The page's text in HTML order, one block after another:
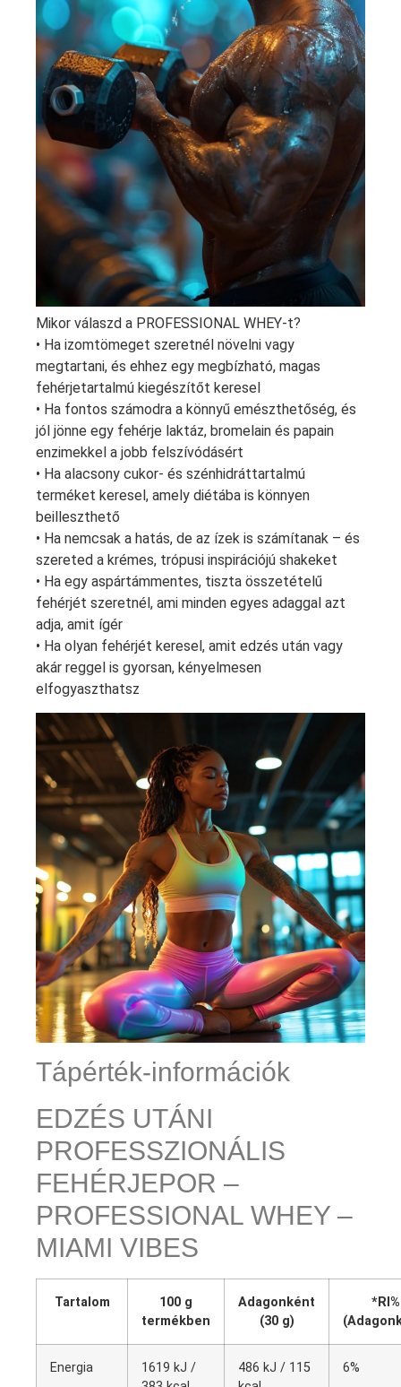
Mikor válaszd a PROFESSIONAL WHEY-t?
• Ha izomtömeget szeretnél növelni vagy
megtartani, és ehhez egy megbízható, magas
fehérjetartalmú kiegészítőt keresel
• Ha fontos számodra a könnyű emészthetőség, és
jól jönne egy fehérje laktáz, bromelain és papain
enzimekkel a jobb felszívódásért
• Ha alacsony cukor- és szénhidráttartalmú
terméket keresel, amely diétába is könnyen
beilleszthető
• Ha nemcsak a hatás, de az ízek is számítanak – és
szereted a krémes, trópusi inspirációjú shakeket
• Ha egy aspártámmentes, tiszta összetételű
fehérjét szeretnél, ami minden egyes adaggal azt
adja, amit ígér
• Ha olyan fehérjét keresel, amit edzés után vagy
akár reggel is gyorsan, kényelmesen
elfogyaszthatsz
Tápérték-információk
EDZÉS UTÁNI
PROFESSZIONÁLIS
FEHÉRJEPOR –
PROFESSIONAL WHEY –
MIAMI VIBES
Tartalom
100 g
termékben
Adagonként
(30 g)
*RI%
Energia
1619 kJ /
486 kJ / 115
6%